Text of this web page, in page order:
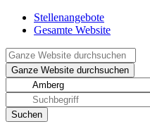
Stellenangebote
Gesamte Website